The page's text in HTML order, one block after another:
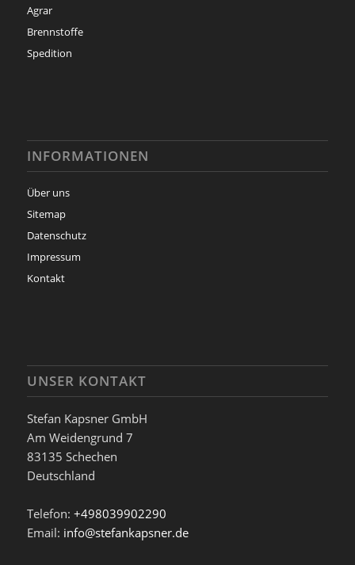
Agrar
Brennstoffe
Spedition
INFORMATIONEN
Über uns
Sitemap
Datenschutz
Impressum
Kontakt
UNSER KONTAKT
Stefan Kapsner GmbH
Am Weidengrund 7
83135 Schechen
Deutschland
Telefon: +498039902290
Email: info@stefankapsner.de